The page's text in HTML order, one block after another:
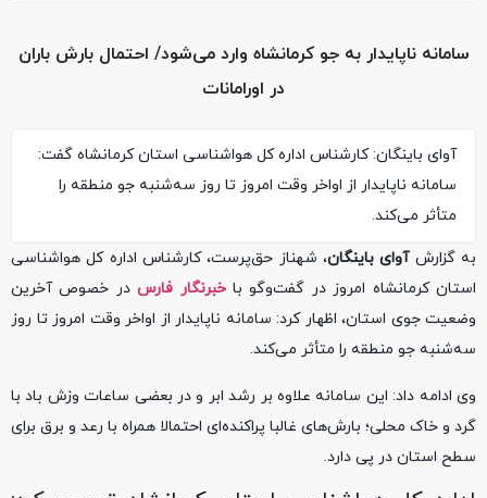
سامانه ناپایدار به جو کرمانشاه وارد می‌شود/ احتمال بارش باران
در اورامانات
آوای باینگان: کارشناس اداره کل هواشناسی استان کرمانشاه گفت:
سامانه ناپایدار از اواخر وقت امروز تا روز سه‌شنبه جو منطقه را
متأثر می‌کند.
به گزارشآوای باینگان، شهناز حق‌پرست، کارشناس اداره کل هواشناسی
استان کرمانشاه امروز در گفت‌وگو باخبرنگار فارسدر خصوص آخرین
وضعیت جوی استان، اظهار کرد: سامانه ناپایدار از اواخر وقت امروز تا روز
سه‌شنبه جو منطقه را متأثر می‌کند.
وی ادامه داد: این سامانه علاوه بر رشد ابر و در بعضی ساعات وزش باد با
گرد و خاک محلی؛ بارش‌های غالبا پراکنده‌ای احتمالا همراه با رعد و برق برای
سطح استان در پی دارد.